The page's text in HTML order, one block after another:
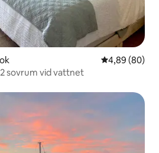
4,89 av 5 i
4,89 (80)
sovrum vid vattnet